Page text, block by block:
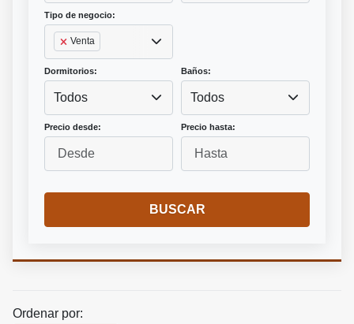
Tipo de negocio:
Venta
Dormitorios:
Todos
Baños:
Todos
Precio desde: Precio hasta:
BUSCAR
Ordenar por: